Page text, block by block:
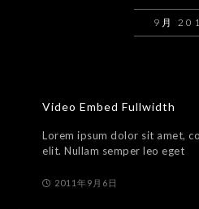
9月
Video Embed Fullwidth
Lorem ipsum dolor sit amet,
elit. Nullam semper leo eget
2011年9月6日